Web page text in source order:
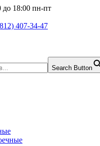
до 18:00 пн-пт
407-34-47
Search Button